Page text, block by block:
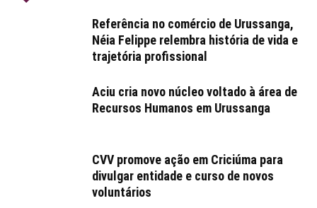
Referência no comércio de Urussanga,
Néia Felippe relembra história de vida e
trajetória profissional
Aciu cria novo núcleo voltado à área de
Recursos Humanos em Urussanga
CVV promove ação em Criciúma para
divulgar entidade e curso de novos
voluntários